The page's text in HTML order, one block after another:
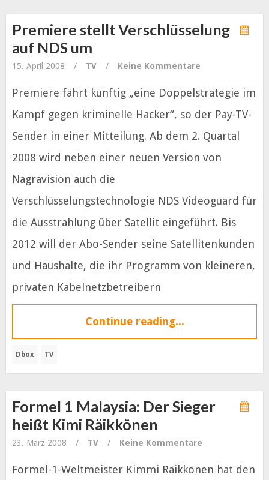
Premiere stellt Verschlüsselung
auf NDS um
15. April 2008 / TV / Keine Kommentare
Premiere fährt künftig „eine Doppelstrategie im
Kampf gegen kriminelle Hacker“, so der Pay-TV-
Sender in einer Mitteilung. Ab dem 2. Quartal
2008 wird neben einer neuen Version von
Nagravision auch die
Verschlüsselungstechnologie NDS Videoguard für
die Ausstrahlung über Satellit eingeführt. Bis
2012 will der Abo-Sender seine Satellitenkunden
und Haushalte, die ihr Programm von kleineren,
privaten Kabelnetzbetreibern
Continue reading...
Dbox TV
Formel 1 Malaysia: Der Sieger
heißt Kimi Räikkönen
23. März 2008 / TV / Keine Kommentare
Formel-1-Weltmeister Kimmi Räikkönen hat den